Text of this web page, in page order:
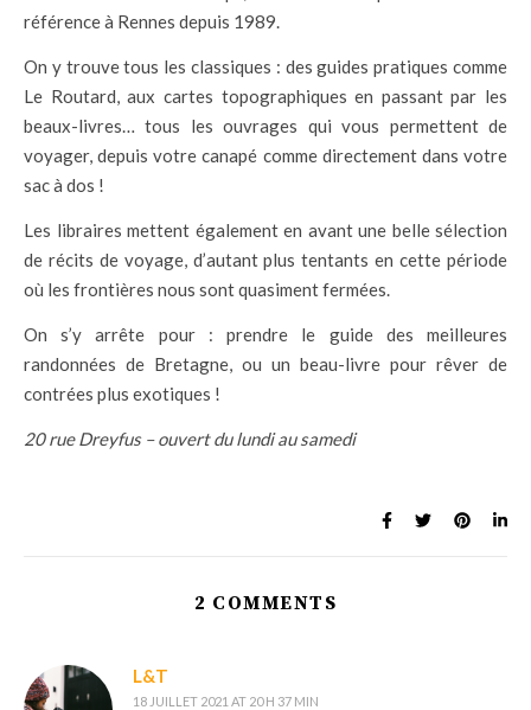
référence à Rennes depuis 1989.
On y trouve tous les classiques : des guides pratiques comme
Le Routard, aux cartes topographiques en passant par les
beaux-livres… tous les ouvrages qui vous permettent de
voyager, depuis votre canapé comme directement dans votre
sac à dos !
Les libraires mettent également en avant une belle sélection
de récits de voyage, d’autant plus tentants en cette période
où les frontières nous sont quasiment fermées.
On s’y arrête pour : prendre le guide des meilleures
randonnées de Bretagne, ou un beau-livre pour rêver de
contrées plus exotiques !
20 rue Dreyfus – ouvert du lundi au samedi
2 COMMENTS
L&T
18 JUILLET 2021 AT 20 H 37 MIN